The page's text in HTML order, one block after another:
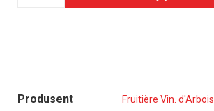
Produsent Fruitière Vin. d'Arbois